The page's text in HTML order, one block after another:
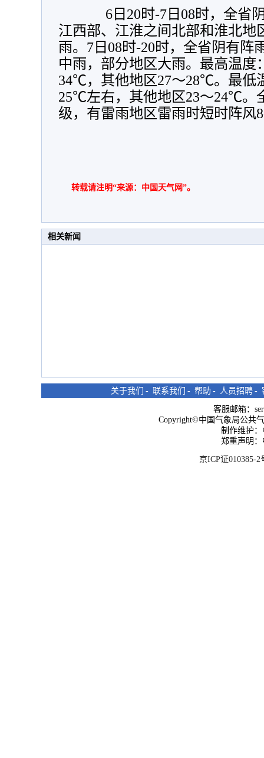
6日20时-7日08时，全省
江西部、江淮之间北部和淮北地
雨。7日08时-20时，全省阴有阵
中雨，部分地区大雨。最高温度
34℃，其他地区27～28℃。最低
25℃左右，其他地区23～24℃。
级，有雷雨地区雷雨时短时阵风
转载请注明“来源：中国天气网”。
相关新闻
关于我们 - 联系我们 - 帮助 - 人员招聘 -
客服邮箱：
Copyright©中国气象局公共
制作维护
郑重声明
京ICP证010385-2